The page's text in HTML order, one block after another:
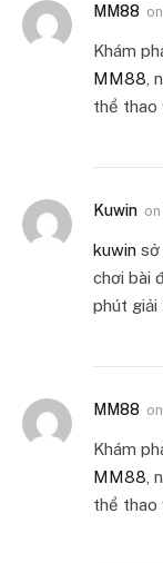
MM88 on
Khám
MM88 ,
thể thao
Kuwin on
kuwin sở
chơi bài
phút giải
MM88 on
Khám
MM88 ,
thể thao